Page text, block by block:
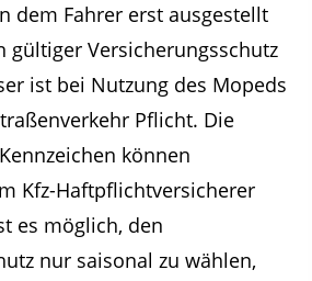
dem Fahrer erst ausgestellt
gültiger Versicherungsschutz
ist bei Nutzung des Mopeds
Pflicht. Die
können
Kfz-Haftpflichtversicherer
es möglich, den
nur saisonal zu wählen,